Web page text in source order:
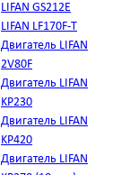
LIFAN GS212E
LIFAN LF170F-T
Двигатель LIFAN
2V80F
Двигатель LIFAN
KP230
Двигатель LIFAN
KP420
Двигатель LIFAN